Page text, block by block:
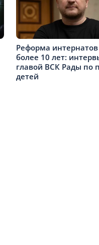
Реформа интернатов
более 10 лет:
главой ВСК Рады по
детей